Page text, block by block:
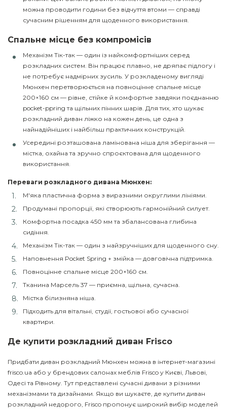
можна проводити години без відчуття втоми — справді
сучасним рішенням для щоденного використання.
Спальне місце без компромісів
Механізм Тік-так — один із найкомфортніших серед
розкладних систем. Він працює плавно, не дряпає підлогу і
не потребує надмірних зусиль. У розкладеному вигляді
Мюнхен перетворюється на повноцінне спальне місце
200×160 см — рівне, стійке й комфортне завдяки поєднанню
pocket-ppring та щільних пінних шарів. Для тих, хто шукає
розкладний диван ліжко на кожен день, це одна з
найнадійніших і найбільш практичних конструкцій.
Усередині розташована ламінована ніша для зберігання —
містка, охайна та зручно спроєктована для щоденного
використання.
Переваги розкладного дивана Мюнхен:
М'яка пластична форма з виразними округлими лініями.
Продумані пропорції, які створюють гармонійний силует.
Комфортна посадка 450 мм та збалансована глибина
сидіння.
Механізм Тік-так — один з найзручніших для щоденного сну.
Наповнення Pocket Spring + змійка — довговічна підтримка.
Повноцінне спальне місце 200×160 см.
Тканина Марсель 37 — приємна, щільна, сучасна.
Містка білизняна ніша.
Підходить для вітальні, студії, гостьової або сучасної
квартири.
Де купити розкладний диван Frisco
Придбати диван розкладний Мюнхен можна в інтернет-магазині
frisco.ua або у брендових салонах меблів Frisco у Києві, Львові,
Одесі та Рівному. Тут представлені сучасні дивани з різними
механізмами та дизайнами. Якщо ви шукаєте, де купити диван
розкладний недорого, Frisco пропонує широкий вибір моделей